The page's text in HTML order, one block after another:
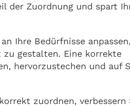
der Zuordnung und spart
Ihre Bedürfnisse
gestalten. Eine korrekte
hervorzustechen und auf
zuordnen, verbessern